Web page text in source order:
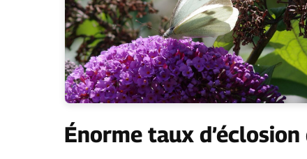
Énorme taux